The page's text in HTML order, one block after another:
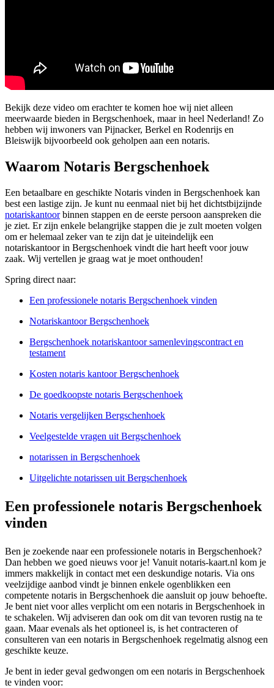
Bekijk deze video om erachter te komen hoe wij niet alleen
meerwaarde bieden in Bergschenhoek, maar in heel Nederland! Zo
hebben wij inwoners van Pijnacker, Berkel en Rodenrijs en
Bleiswijk bijvoorbeeld ook geholpen aan een notaris.
Waarom Notaris Bergschenhoek
Een betaalbare en geschikte Notaris vinden in Bergschenhoek kan
best een lastige zijn. Je kunt nu eenmaal niet bij het dichtstbijzijnde
notariskantoorbinnen stappen en de eerste persoon aanspreken die
je ziet. Er zijn enkele belangrijke stappen die je zult moeten volgen
om er helemaal zeker van te zijn dat je uiteindelijk een
notariskantoor in Bergschenhoek vindt die hart heeft voor jouw
zaak. Wij vertellen je graag wat je moet onthouden!
Spring direct naar:
Een professionele notaris Bergschenhoek vinden
Notariskantoor Bergschenhoek
Bergschenhoek notariskantoor samenlevingscontract en
testament
Kosten notaris kantoor Bergschenhoek
De goedkoopste notaris Bergschenhoek
Notaris vergelijken Bergschenhoek
Veelgestelde vragen uit Bergschenhoek
notarissen in Bergschenhoek
Uitgelichte notarissen uit Bergschenhoek
Een professionele notaris Bergschenhoek
vinden
Ben je zoekende naar een professionele notaris in Bergschenhoek?
Dan hebben we goed nieuws voor je! Vanuit notaris-kaart.nl kom je
immers makkelijk in contact met een deskundige notaris. Via ons
veelzijdige aanbod vindt je binnen enkele ogenblikken een
competente notaris in Bergschenhoek die aansluit op jouw behoefte.
Je bent niet voor alles verplicht om een notaris in Bergschenhoek in
te schakelen. Wij adviseren dan ook om dit van tevoren rustig na te
gaan. Maar evenals als het optioneel is, is het contracteren of
consulteren van een notaris in Bergschenhoek regelmatig alsnog een
geschikte keuze.
Je bent in ieder geval gedwongen om een notaris in Bergschenhoek
te vinden voor: